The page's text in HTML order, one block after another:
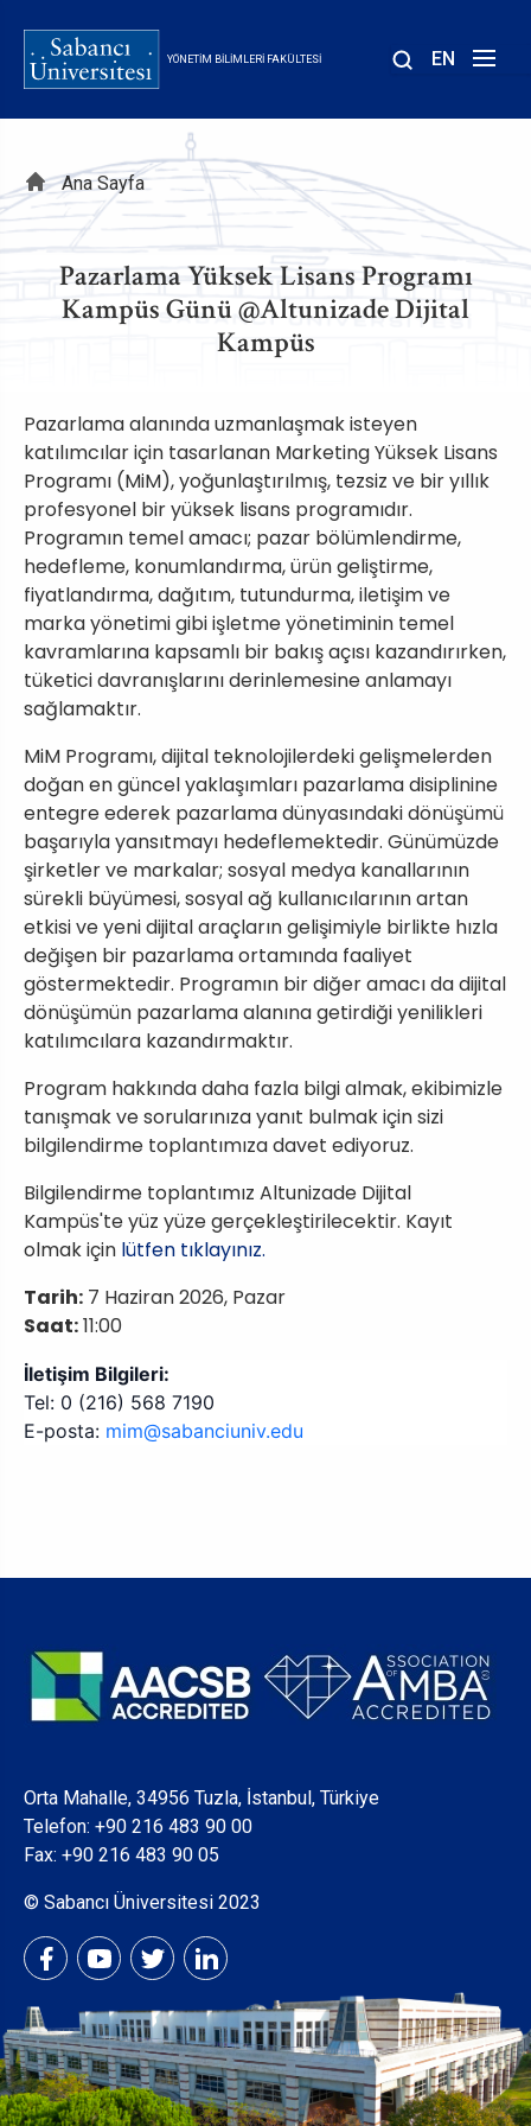
içeriğe
YÖNETIM BILIMLERI FAKÜLTESI EN
Sayfa
yolu
Ana Sayfa
Pazarlama Yüksek Lisans Programı
Kampüs Günü @Altunizade Dijital
Kampüs
Pazarlama alanında uzmanlaşmak isteyen
katılımcılar için tasarlanan Marketing Yüksek Lisans
Programı (MiM), yoğunlaştırılmış, tezsiz ve bir yıllık
profesyonel bir yüksek lisans programıdır.
Programın temel amacı; pazar bölümlendirme,
hedefleme, konumlandırma, ürün geliştirme,
fiyatlandırma, dağıtım, tutundurma, iletişim ve
marka yönetimi gibi işletme yönetiminin temel
kavramlarına kapsamlı bir bakış açısı kazandırırken,
tüketici davranışlarını derinlemesine anlamayı
sağlamaktır.
MiM Programı, dijital teknolojilerdeki gelişmelerden
doğan en güncel yaklaşımları pazarlama disiplinine
entegre ederek pazarlama dünyasındaki dönüşümü
başarıyla yansıtmayı hedeflemektedir. Günümüzde
şirketler ve markalar; sosyal medya kanallarının
sürekli büyümesi, sosyal ağ kullanıcılarının artan
etkisi ve yeni dijital araçların gelişimiyle birlikte hızla
değişen bir pazarlama ortamında faaliyet
göstermektedir. Programın bir diğer amacı da dijital
dönüşümün pazarlama alanına getirdiği yenilikleri
katılımcılara kazandırmaktır.
Program hakkında daha fazla bilgi almak, ekibimizle
tanışmak ve sorularınıza yanıt bulmak için sizi
bilgilendirme toplantımıza davet ediyoruz.
Bilgilendirme toplantımız Altunizade Dijital
Kampüs'te yüz yüze gerçekleştirilecektir. Kayıt
olmak için lütfen tıklayınız.
Tarih: 7 Haziran 2026, Pazar
Saat:11:00
İletişim Bilgileri:
Tel: 0 (216) 568 7190
E-posta: mim@sabanciuniv.edu
Orta Mahalle, 34956 Tuzla, İstanbul, Türkiye
Telefon: +90 216 483 90 00
Fax: +90 216 483 90 05
© Sabancı Üniversitesi 2023